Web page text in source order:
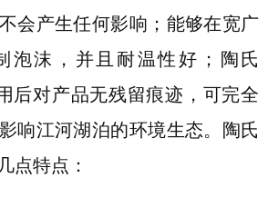
会产生任何影响；能够在宽广
泡沫，并且耐温性好；陶氏
后对产品无残留痕迹，可完全
响江河湖泊的环境生态。陶氏
点特点：